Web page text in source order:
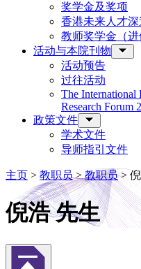
奖学金及奖项
香港未来人才深
教师奖学金（进
活动与本院刊物
活动预告
过往活动
The International
Research Forum
政策文件
学术文件
导师指引文件
主页 > 教职员> 教职员>
倪浩 先生